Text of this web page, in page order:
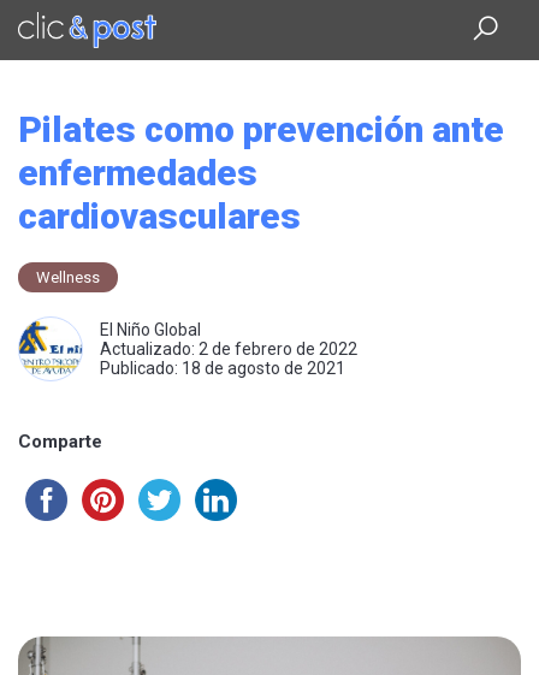
Saltar
contenido
Pilates como prevención ante
enfermedades
cardiovasculares
Wellness
El Niño Global
Actualizado: 2 de febrero de 2022
Publicado: 18 de agosto de 2021
Comparte